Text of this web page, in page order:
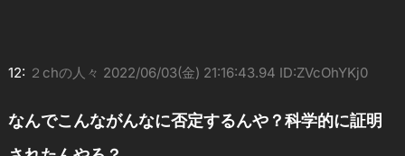
12: ２chの人々 2022/06/03(金) 21:16:43.94 ID:ZVcOhYKj0
なんでこんながんなに否定するんや？科学的に証明